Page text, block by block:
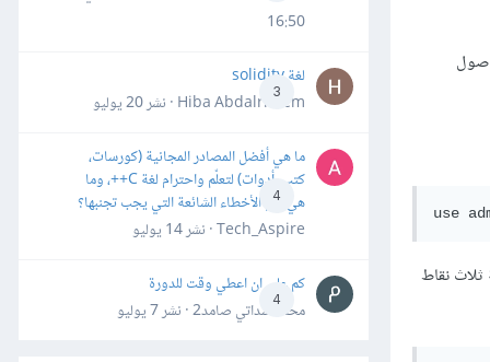
ثلاث نقاط
16:50
3
لغة solidity
Hiba Abdalrheem · نشر
20 يوليو
4
ما هي أفضل المصادر المجانية (كورسات،
كتب، أدوات) لتعلّم واحترام لغة C++، وما
هي أهم الأخطاء الشائعة التي يجب تجنبها؟
Tech_Aspire · نشر
14 يوليو
4
كم علي ان اعطي وقت للدورة
محمد سداتي صامد2 · نشر
7 يوليو